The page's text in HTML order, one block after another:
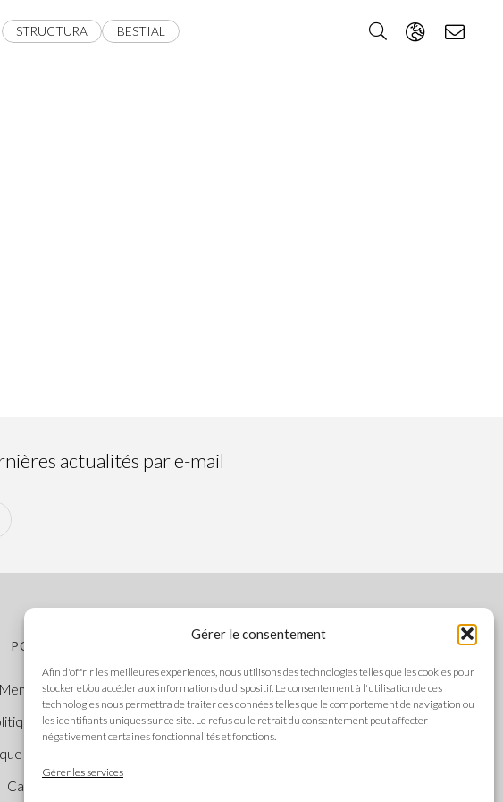
Gérer le consentement
Afin d'offrir les meilleures expériences, nous utilisons des technologies telles que les cookies pour
stocker et/ou accéder aux informations du dispositif. Le consentement à l'utilisation de ces
technologies nous permettra de traiter des données telles que le comportement de navigation ou
les identifiants uniques sur ce site. Le refus ou le retrait du consentement peut affecter
négativement certaines fonctionnalités et fonctions.
Gérer les services
STRUCTURA BESTIAL
actualités par e-mail
POLITIQUES
Mentions légales
des cookies
de confidentialité
Canal Éthique